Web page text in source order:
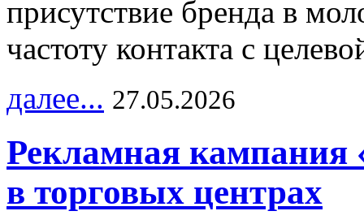
присутствие бренда в
частоту контакта с
далее... 27.05.2026
Рекламная кампания
в торговых центрах